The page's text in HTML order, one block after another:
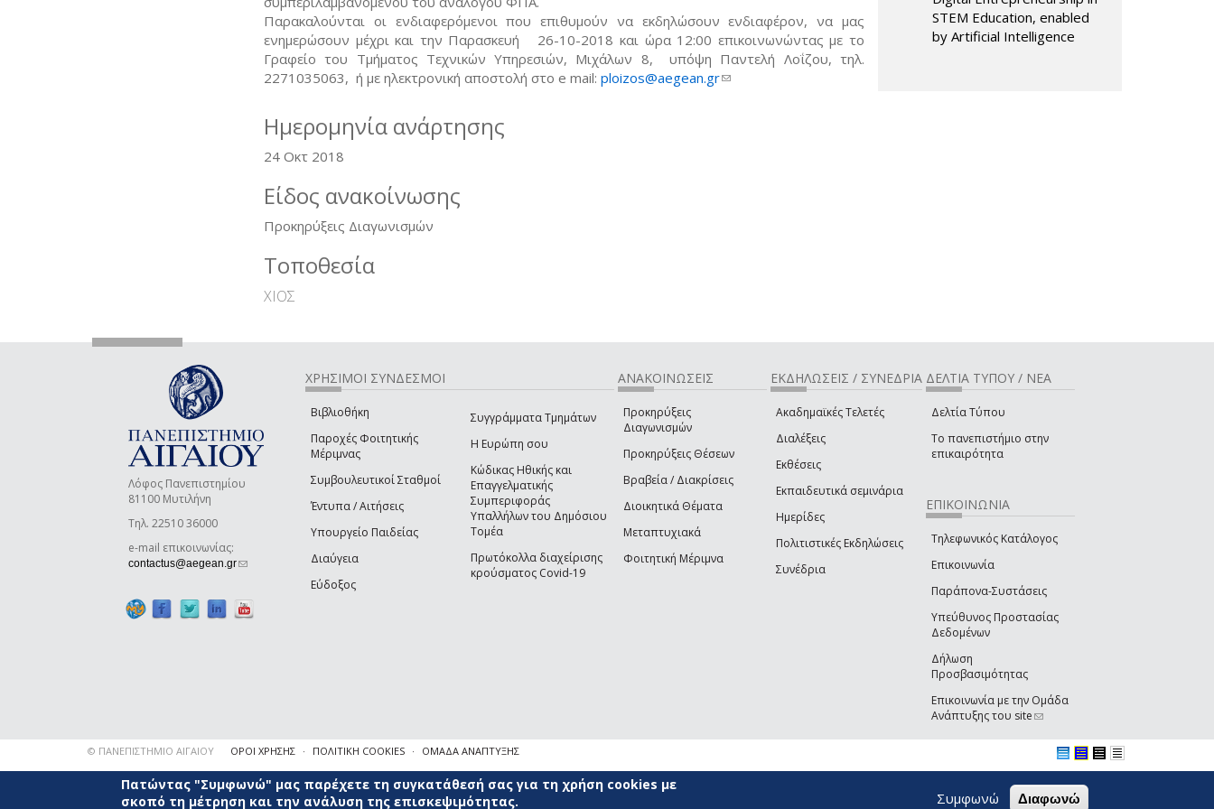
Παρακαλούνται οι ενδιαφερόμενοι που επιθυμούν να εκδηλώσουν ενδιαφέρον, να μας
ενημερώσουν μέχρι και την Παρασκευή 26-10-2018 και ώρα 12:00 επικοινωνώντας με το
Γραφείο του Τμήματος Τεχνικών Υπηρεσιών, Μιχάλων 8, υπόψη Παντελή Λοΐζου, τηλ.
2271035063, ή με ηλεκτρονική αποστολή στο e mail: ploizos@aegean.gr(link sends e-mail)
Ημερομηνία ανάρτησης
24 Οκτ 2018
Είδος ανακοίνωσης
Προκηρύξεις Διαγωνισμών
Τοποθεσία
ΧΙΟΣ
STEM Education, enabled
by Artificial Intelligence
Λόφος Πανεπιστημίου
81100 Μυτιλήνη
Τηλ. 22510 36000
e-mail επικοινωνίας:
contactus@aegean.gr(link sends e-mail)
ΧΡΗΣΙΜΟΙ ΣΥΝΔΕΣΜΟΙ
Βιβλιοθήκη
Παροχές Φοιτητικής
Μέριμνας
Συμβουλευτικοί Σταθμοί
Έντυπα / Αιτήσεις
Υπουργείο Παιδείας
Διαύγεια
Εύδοξος
Συγγράμματα Τμημάτων
Η Ευρώπη σου
Κώδικας Ηθικής και
Επαγγελματικής
Συμπεριφοράς
Υπαλλήλων του Δημόσιου
Τομέα
Πρωτόκολλα διαχείρισης
κρούσματος Covid-19
ΑΝΑΚΟΙΝΩΣΕΙΣ
Προκηρύξεις
Διαγωνισμών
Προκηρύξεις Θέσεων
Βραβεία / Διακρίσεις
Διοικητικά Θέματα
Μεταπτυχιακά
Φοιτητική Μέριμνα
ΕΚΔΗΛΩΣΕΙΣ / ΣΥΝΕΔΡΙΑ
Ακαδημαϊκές Τελετές
Διαλέξεις
Εκθέσεις
Εκπαιδευτικά σεμινάρια
Ημερίδες
Πολιτιστικές Εκδηλώσεις
Συνέδρια
ΔΕΛΤΙΑ ΤΥΠΟΥ / ΝΕΑ
Δελτία Τύπου
Το πανεπιστήμιο στην
επικαιρότητα
ΕΠΙΚΟΙΝΩΝΙΑ
Τηλεφωνικός Κατάλογος
Επικοινωνία
Παράπονα-Συστάσεις
Υπεύθυνος Προστασίας
Δεδομένων
Δήλωση
Προσβασιμότητας
Επικοινωνία με την Ομάδα
Ανάπτυξης του site(link sends e-mail)
© ΠΑΝΕΠΙΣΤΗΜΙΟ ΑΙΓΑΙΟΥ ΟΡΟΙ ΧΡΗΣΗΣ ΠΟΛΙΤΙΚΗ COOKIES ΟΜΑΔΑ ΑΝΑΠΤΥΞΗΣ
Πατώντας "Συμφωνώ" μας παρέχετε τη συγκατάθεσή σας για τη χρήση cookies με
σκοπό τη μέτρηση και την ανάλυση της επισκεψιμότητας.
Συμφωνώ Διαφωνώ